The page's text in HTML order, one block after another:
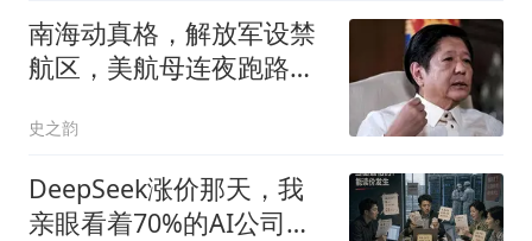
南海动真格，解放军设禁
航区，美航母连夜跑路，
史之韵
DeepSeek涨价那天，我
亲眼看着70%的AI公司，